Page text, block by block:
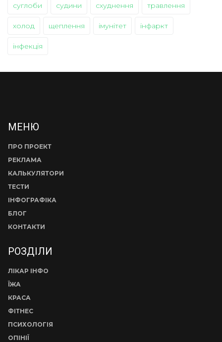
суглоби судини схуднення травлення
холод щеплення імунітет інфаркт
інфекція
МЕНЮ
ПРО ПРОЕКТ
РЕКЛАМА
КАЛЬКУЛЯТОРИ
ТЕСТИ
ІНФОГРАФІКА
БЛОГ
КОНТАКТИ
РОЗДІЛИ
ЛІКАР ІНФО
ЇЖА
КРАСА
ФІТНЕС
ПСИХОЛОГІЯ
ОПІНІЇ